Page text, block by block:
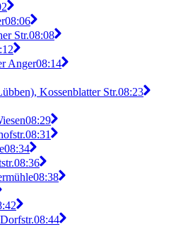
08:06
Str.08:08
Anger08:14
Kossenblatter Str.08:23
08:29
08:31
08:34
08:36
08:38
08:44